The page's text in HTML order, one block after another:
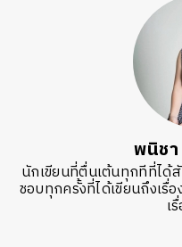
พนิช
นักเขียนที่ตื่นเต้นทุกทีที่ไ
ชอบทุกครั้งที่ได้เขียนถึงเรื่
เ